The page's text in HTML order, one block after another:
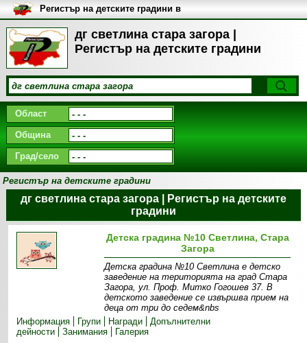
дг светлина стара загора |
Регистър на детските градини
Регистър на детските градини в
България
Област
Община
Град/село
Регистър на детските градини
дг светлина стара загора | Регистър на детските
градини
Детска градина №10 Светлина, Стара
Загора
Детска градина №10 Светлина е детско
заведение на територията на град Стара
Загора, ул. Проф. Митко Гогошев 37. В
детското заведение се извършва прием на
деца от три до седем&nbs
Информация
Групи Награди
Допълнителни
дейности
Занимания Галерия